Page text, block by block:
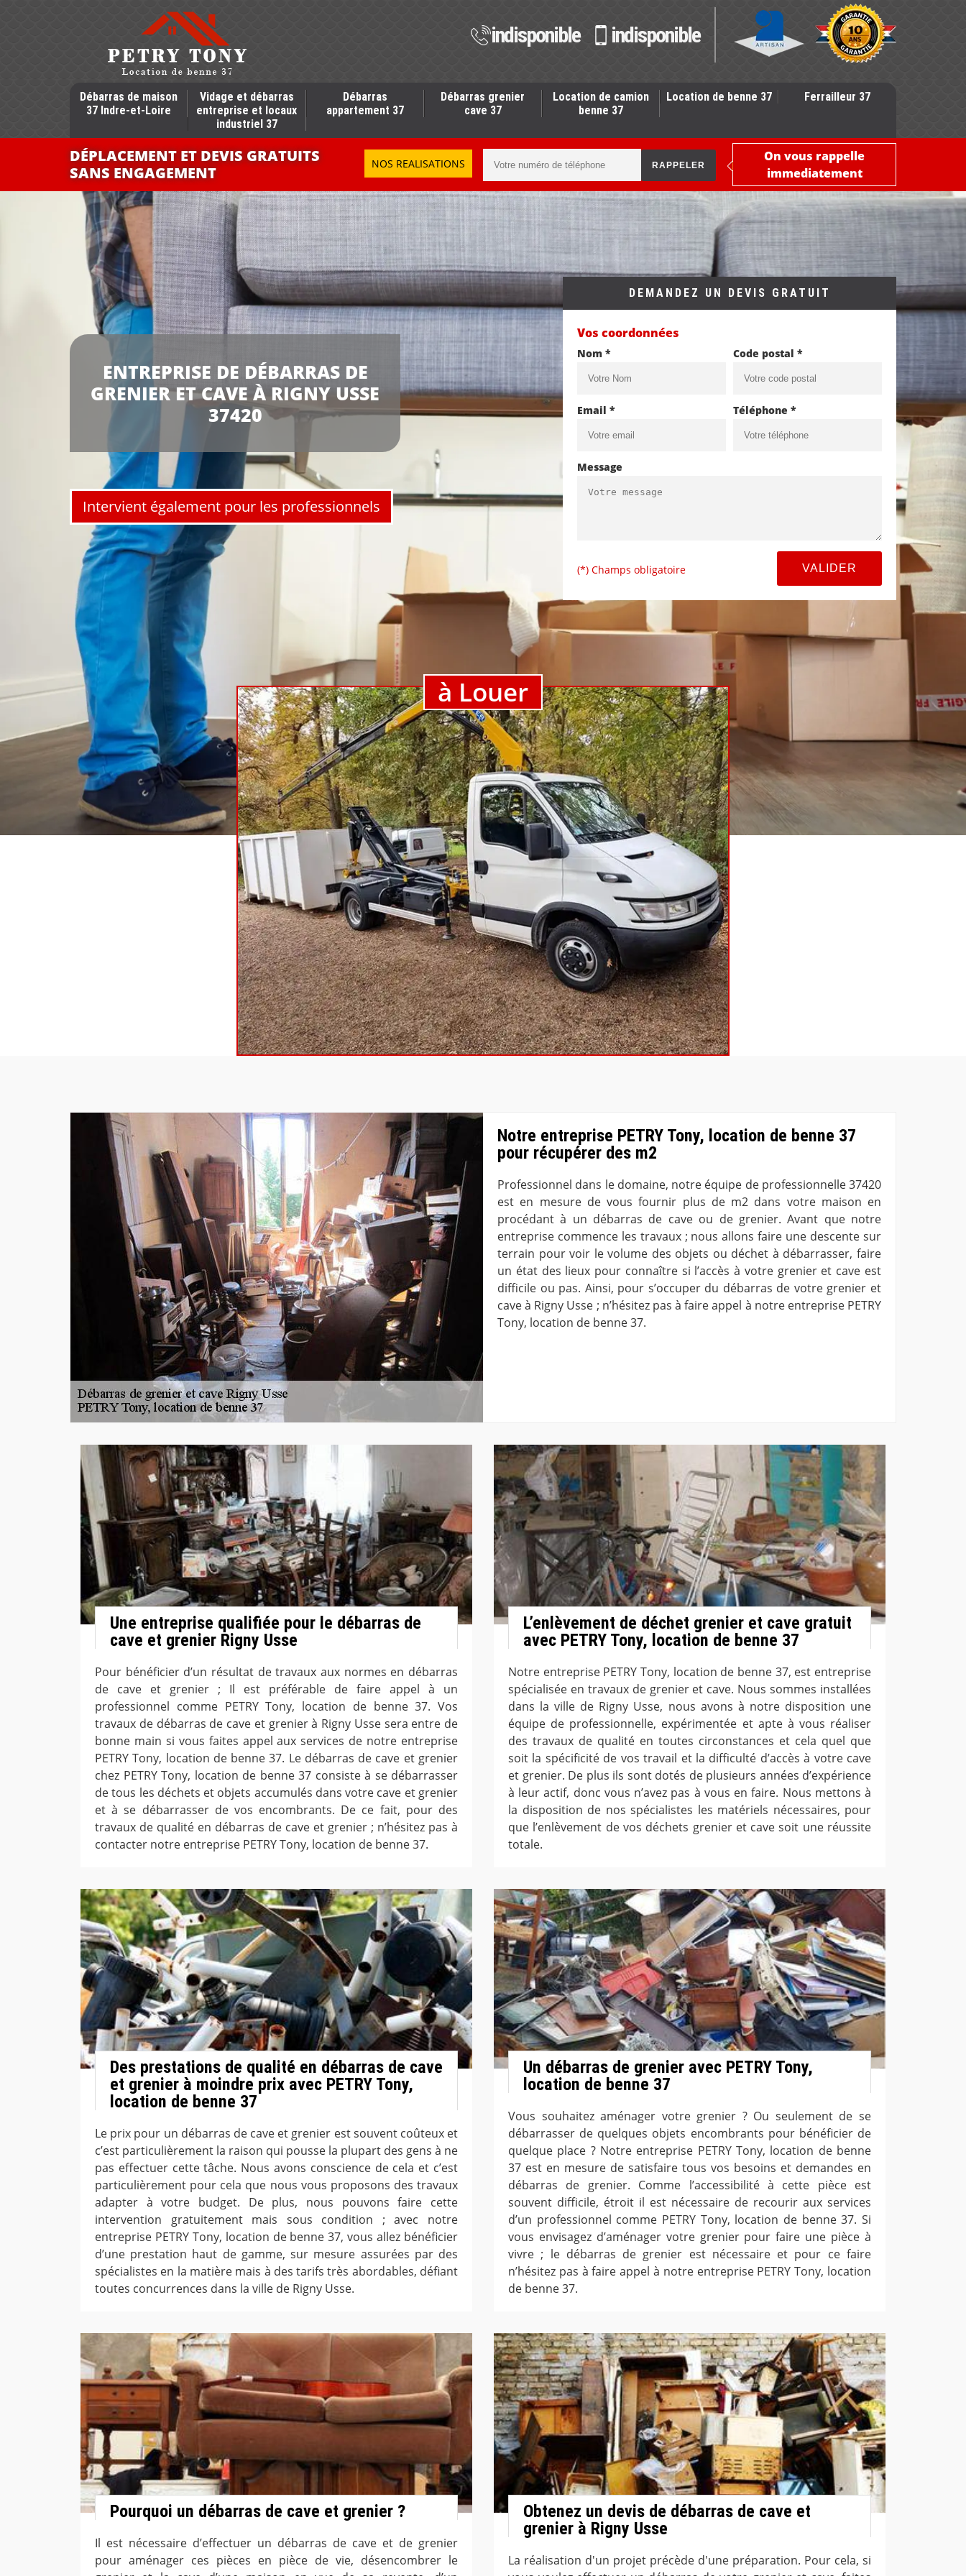
indisponible indisponible
Débarras de maison
37 Indre-et-Loire
Vidage et débarras
entreprise et locaux
industriel 37
Débarras
appartement 37
Débarras grenier
cave 37
Location de camion
benne 37
Location de benne 37 Ferrailleur 37
DÉPLACEMENT ET DEVIS GRATUITS
SANS ENGAGEMENT
NOS REALISATIONS
On vous rappelle
immediatement
ENTREPRISE DE DÉBARRAS DE
GRENIER ET CAVE À RIGNY USSE
37420
Intervient également pour les professionnels
DEMANDEZ UN DEVIS GRATUIT
Vos coordonnées
Nom * Code postal *
Email * Téléphone *
Message
(*) Champs obligatoire
à Louer
Notre entreprise PETRY Tony, location de benne 37
pour récupérer des m2
Professionnel dans le domaine, notre équipe de professionnelle 37420
est en mesure de vous fournir plus de m2 dans votre maison en
procédant à un débarras de cave ou de grenier. Avant que notre
entreprise commence les travaux ; nous allons faire une descente sur
terrain pour voir le volume des objets ou déchet à débarrasser, faire
un état des lieux pour connaître si l’accès à votre grenier et cave est
difficile ou pas. Ainsi, pour s’occuper du débarras de votre grenier et
cave à Rigny Usse ; n’hésitez pas à faire appel à notre entreprise PETRY
Tony, location de benne 37.
Une entreprise qualifiée pour le débarras de
cave et grenier Rigny Usse
Pour bénéficier d’un résultat de travaux aux normes en débarras
de cave et grenier ; Il est préférable de faire appel à un
professionnel comme PETRY Tony, location de benne 37. Vos
travaux de débarras de cave et grenier à Rigny Usse sera entre de
bonne main si vous faites appel aux services de notre entreprise
PETRY Tony, location de benne 37. Le débarras de cave et grenier
chez PETRY Tony, location de benne 37 consiste à se débarrasser
de tous les déchets et objets accumulés dans votre cave et grenier
et à se débarrasser de vos encombrants. De ce fait, pour des
travaux de qualité en débarras de cave et grenier ; n’hésitez pas à
contacter notre entreprise PETRY Tony, location de benne 37.
L’enlèvement de déchet grenier et cave gratuit
avec PETRY Tony, location de benne 37
Notre entreprise PETRY Tony, location de benne 37, est entreprise
spécialisée en travaux de grenier et cave. Nous sommes installées
dans la ville de Rigny Usse, nous avons à notre disposition une
équipe de professionnelle, expérimentée et apte à vous réaliser
des travaux de qualité en toutes circonstances et cela quel que
soit la spécificité de vos travail et la difficulté d’accès à votre cave
et grenier. De plus ils sont dotés de plusieurs années d’expérience
à leur actif, donc vous n’avez pas à vous en faire. Nous mettons à
la disposition de nos spécialistes les matériels nécessaires, pour
que l’enlèvement de vos déchets grenier et cave soit une réussite
totale.
Des prestations de qualité en débarras de cave
et grenier à moindre prix avec PETRY Tony,
location de benne 37
Le prix pour un débarras de cave et grenier est souvent coûteux et
c’est particulièrement la raison qui pousse la plupart des gens à ne
pas effectuer cette tâche. Nous avons conscience de cela et c’est
particulièrement pour cela que nous vous proposons des travaux
adapter à votre budget. De plus, nous pouvons faire cette
intervention gratuitement mais sous condition ; avec notre
entreprise PETRY Tony, location de benne 37, vous allez bénéficier
d’une prestation haut de gamme, sur mesure assurées par des
spécialistes en la matière mais à des tarifs très abordables, défiant
toutes concurrences dans la ville de Rigny Usse.
Un débarras de grenier avec PETRY Tony,
location de benne 37
Vous souhaitez aménager votre grenier ? Ou seulement de se
débarrasser de quelques objets encombrants pour bénéficier de
quelque place ? Notre entreprise PETRY Tony, location de benne
37 est en mesure de satisfaire tous vos besoins et demandes en
débarras de grenier. Comme l’accessibilité à cette pièce est
souvent difficile, étroit il est nécessaire de recourir aux services
d’un professionnel comme PETRY Tony, location de benne 37. Si
vous envisagez d’aménager votre grenier pour faire une pièce à
vivre ; le débarras de grenier est nécessaire et pour ce faire
n’hésitez pas à faire appel à notre entreprise PETRY Tony, location
de benne 37.
Pourquoi un débarras de cave et grenier ?
Il est nécessaire d’effectuer un débarras de cave et de grenier
pour aménager ces pièces en pièce de vie, désencombrer le
Obtenez un devis de débarras de cave et
grenier à Rigny Usse
La réalisation d'un projet précède d'une préparation. Pour cela, si